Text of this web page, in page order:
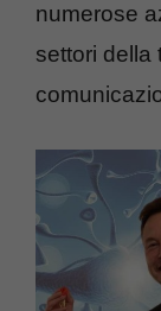
numerose
settori della